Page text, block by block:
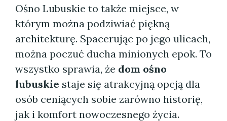
Ośno Lubuskie to także miejsce, w
którym można podziwiać piękną
architekturę. Spacerując po jego ulicach,
można poczuć ducha minionych epok. To
wszystko sprawia, że dom ośno
lubuskie staje się atrakcyjną opcją dla
osób ceniących sobie zarówno historię,
jak i komfort nowoczesnego życia.